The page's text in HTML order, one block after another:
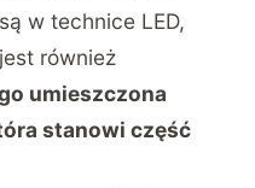
w technice LED,
również
umieszczona
stanowi część